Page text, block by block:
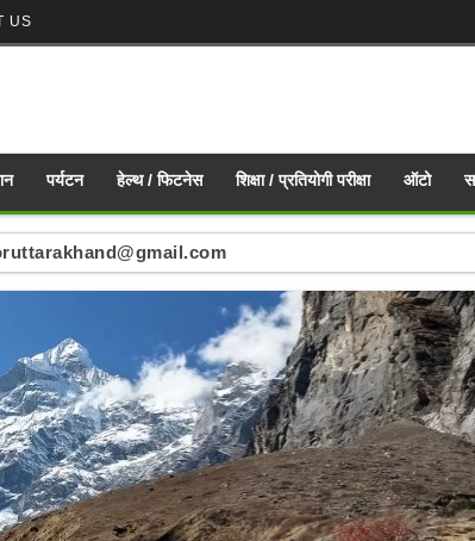
US
पर्यटन हेल्थ / फिटनेस शिक्षा / प्रतियोगी परीक्षा ऑटो